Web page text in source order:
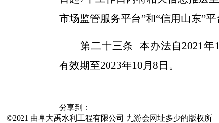
市场监管服务平台”和“信用山东”
第二十三条 本办法自2021年
有效期至2023年10月 8 日。
分享到：
©2021 曲阜大禹水利工程有限公司 九游会网址多少的版权所